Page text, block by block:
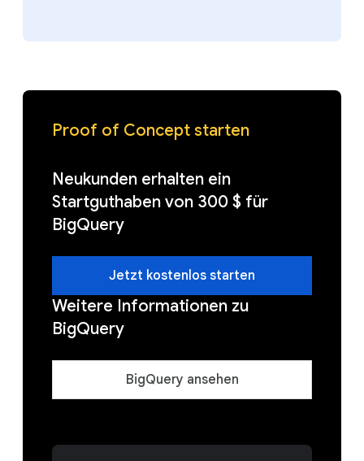
Proof of Concept starten
Neukunden erhalten ein
Startguthaben von 300 $ für
BigQuery
Jetzt kostenlos starten
Weitere Informationen zu
BigQuery
BigQuery ansehen